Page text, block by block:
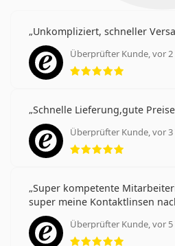
Unkompliziert, schneller
Überprüfter Kunde, vor 2
Schnelle Lieferung,gute
Überprüfter Kunde, vor 3
Super kompetente
super meine Kontaktlinsen
Überprüfter Kunde, vor 5